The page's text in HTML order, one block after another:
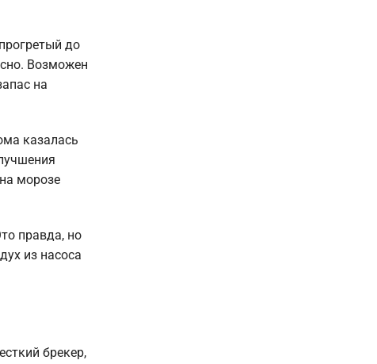
до
Возможен
на
казалась
морозе
правда, но
из насоса
брекер,